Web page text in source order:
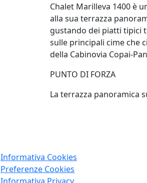
Chalet Marilleva 1400 è
alla sua terrazza
gustando dei piatti tipici
sulle principali cime che
della Cabinovia Copai-
PUNTO DI FORZA
La terrazza panoramica
Informativa Cookies
Preferenze Cookies